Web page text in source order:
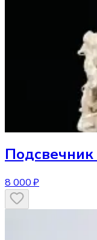
Подсвечник
8 000 ₽